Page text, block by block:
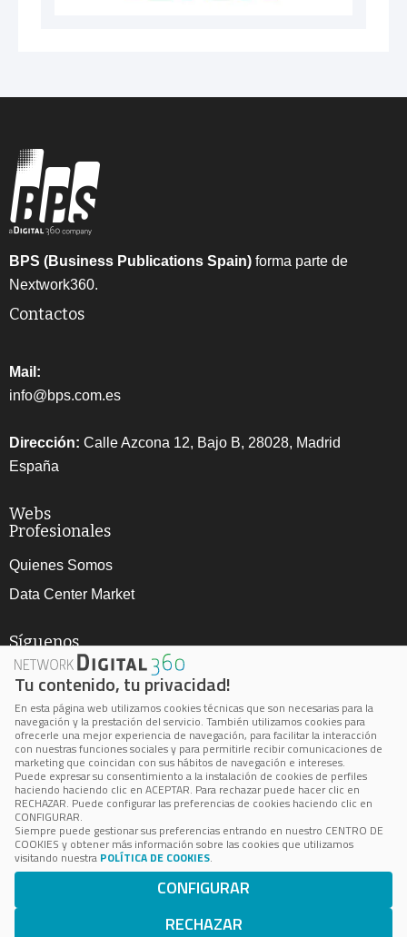
BPS (Business Publications Spain) forma parte de
Nextwork360.
Contactos
Mail:
info@bps.com.es
Dirección: Calle Azcona 12, Bajo B, 28028, Madrid
España
Webs
Profesionales
Quienes Somos
Data Center Market
Síguenos
Aviso Legal
Política de privacidad
Política de cookie
Cookie Center
BPS está inscrita en el Registro Mercantil de Madrid, Volumen
Número de Identificación Fiscal: B-85062503 © 2023 BPS
Tu contenido, tu privacidad!
En esta página web utilizamos cookies técnicas que son necesarias para la
navegación y la prestación del servicio. También utilizamos cookies para
ofrecerle una mejor experiencia de navegación, para facilitar la interacción
con nuestras funciones sociales y para permitirle recibir comunicaciones de
marketing que coincidan con sus hábitos de navegación e intereses.
Puede expresar su consentimiento a la instalación de cookies de perfiles
haciendo haciendo clic en ACEPTAR. Para rechazar puede hacer clic en
RECHAZAR. Puede configurar las preferencias de cookies haciendo clic en
CONFIGURAR.
Siempre puede gestionar sus preferencias entrando en nuestro CENTRO DE
COOKIES y obtener más información sobre las cookies que utilizamos
visitando nuestra POLÍTICA DE COOKIES.
CONFIGURAR
RECHAZAR